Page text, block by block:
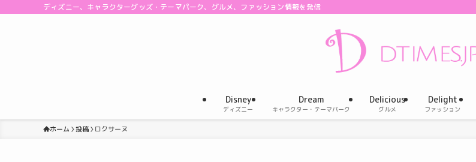
ディズニー、キャラクターグッズ・テーマパーク、グルメ、ファッション情報を発信
Disney
ディズニー
Dream
キャラクター・テーマパーク
Delicious
グルメ
Delight
ファッション
ホーム 投稿 ロクサーヌ